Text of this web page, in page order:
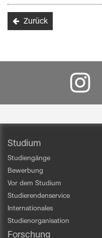
Zurück
Studium
Studiengänge
Bewerbung
Vor dem Studium
Studierendenservice
Internationales
Studienorganisation
Forschung